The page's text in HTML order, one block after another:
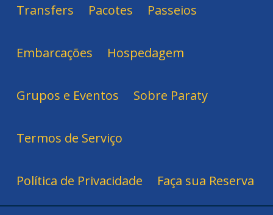
Transfers Pacotes Passeios
Embarcações Hospedagem
Grupos e Eventos Sobre Paraty
Termos de Serviço
Política de Privacidade Faça sua Reserva